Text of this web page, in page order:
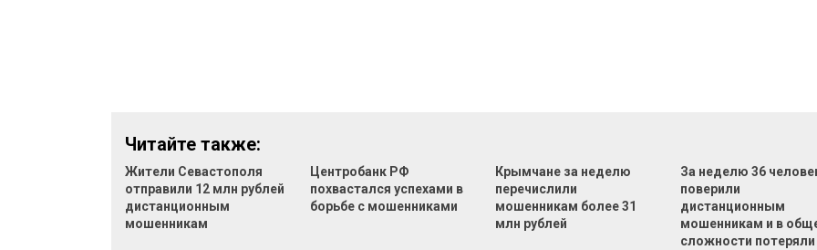
Читайте также:
Жители Севастополя
отправили 12 млн рублей
дистанционным
мошенникам
Центробанк РФ
похвастался успехами в
борьбе с мошенниками
Крымчане за неделю
перечислили
мошенникам более 31
млн рублей
За неделю 36
поверили
дистанционным
мошенникам и в
сложности потеряли